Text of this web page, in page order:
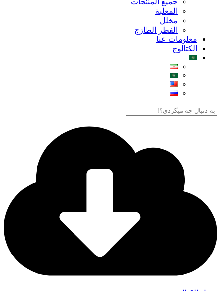
المعلبة
مخلل
الفطر الطازج
معلومات عنا
الكتالوج